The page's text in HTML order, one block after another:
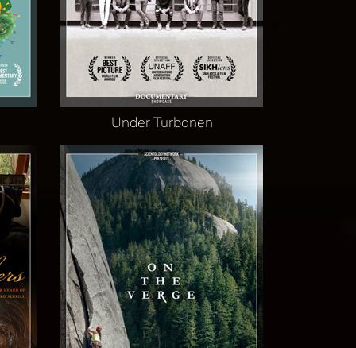
Under Turbanen